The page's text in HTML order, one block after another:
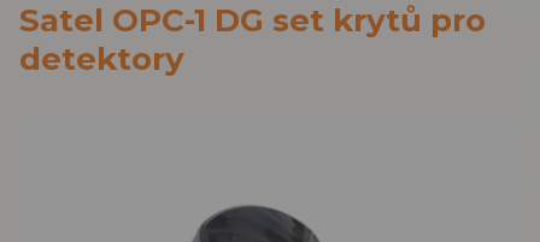
Satel OPC-1 DG set krytů pro
detektory